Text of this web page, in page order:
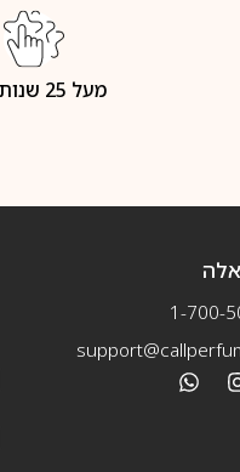
מעל 25 שנות ותק
1-700-